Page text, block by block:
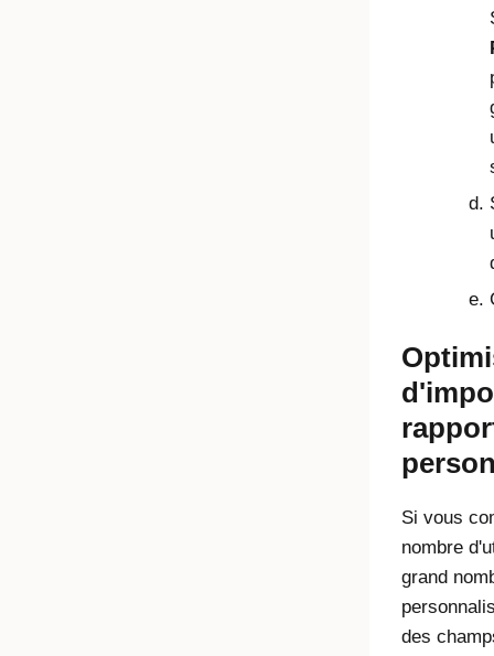
Si vous
nombre
grand
des